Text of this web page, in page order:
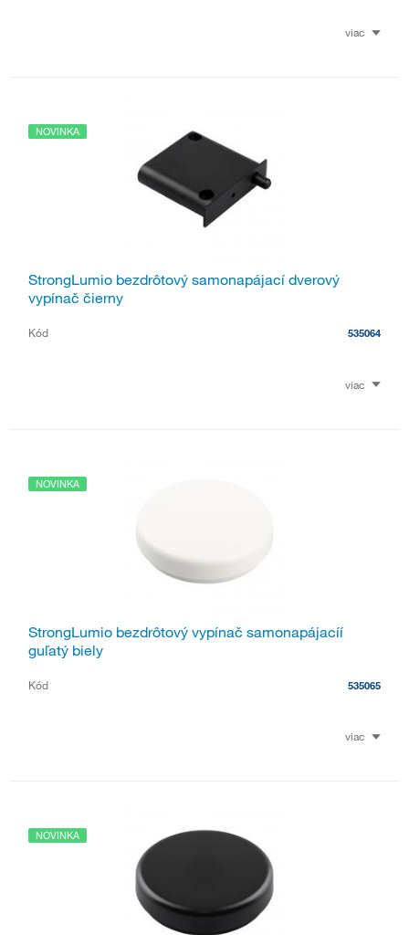
viac
NOVINKA
StrongLumio bezdrôtový samonapájací dverový
vypínač čierny
Kód 535064
viac
NOVINKA
StrongLumio bezdrôtový vypínač samonapájacíí
guľatý biely
Kód 535065
viac
NOVINKA